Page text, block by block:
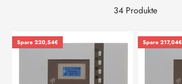
34 Produkte
Spare 220,54€ Spare 217,04€